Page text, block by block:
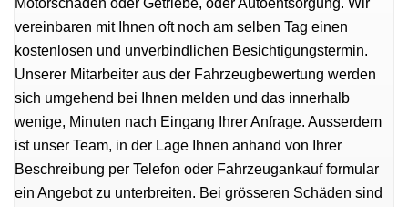
Motorschaden oder Getriebe, oder Autoentsorgung. Wir
vereinbaren mit Ihnen oft noch am selben Tag einen
kostenlosen und unverbindlichen Besichtigungstermin.
Unserer Mitarbeiter aus der Fahrzeugbewertung werden
sich umgehend bei Ihnen melden und das innerhalb
wenige, Minuten nach Eingang Ihrer Anfrage. Ausserdem
ist unser Team, in der Lage Ihnen anhand von Ihrer
Beschreibung per Telefon oder Fahrzeugankauf formular
ein Angebot zu unterbreiten. Bei grösseren Schäden sind